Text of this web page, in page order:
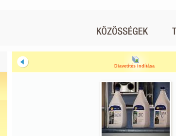
Diavetítés indítása